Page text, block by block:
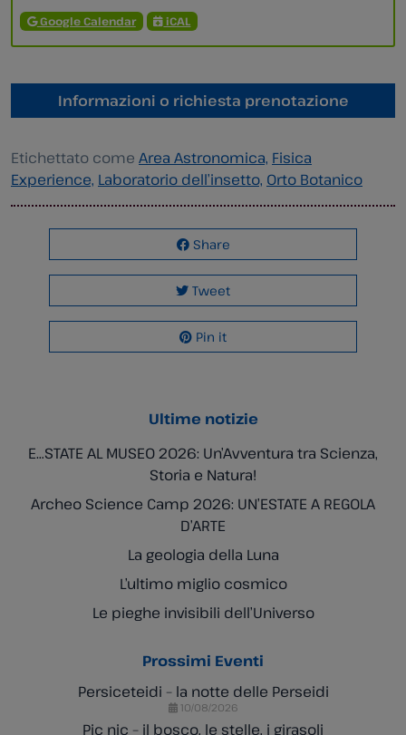
Google Calendar iCAL
Informazioni o richiesta prenotazione
Etichettato come Area Astronomica, Fisica
Experience, Laboratorio dell’insetto, Orto Botanico
Share
Tweet
Pin it
Ultime notizie
E…STATE AL MUSEO 2026: Un’Avventura tra Scienza,
Storia e Natura!
Archeo Science Camp 2026: UN’ESTATE A REGOLA
D’ARTE
La geologia della Luna
L’ultimo miglio cosmico
Le pieghe invisibili dell’Universo
Prossimi Eventi
Persiceteidi – la notte delle Perseidi
10/08/2026
Pic nic – il bosco, le stelle, i girasoli